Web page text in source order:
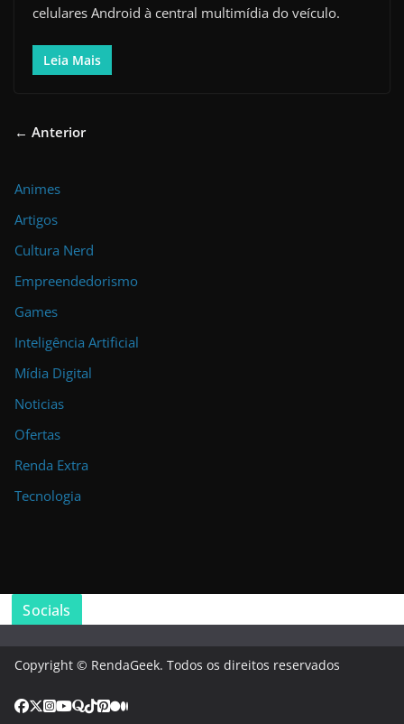
celulares Android à central multimídia do veículo.
Leia Mais
← Anterior
Animes
Artigos
Cultura Nerd
Empreendedorismo
Games
Inteligência Artificial
Mídia Digital
Noticias
Ofertas
Renda Extra
Tecnologia
Socials
Copyright © RendaGeek. Todos os direitos reservados